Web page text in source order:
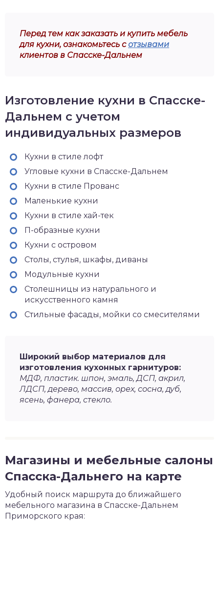
Перед тем как заказать и купить мебель
для кухни, ознакомьтесь сотзывами
клиентов в Спасске-Дальнем
Изготовление кухни в Спасске-
Дальнем с учетом
индивидуальных размеров
Кухни в стиле лофт
Угловые кухни в Спасске-Дальнем
Кухни в стиле Прованс
Маленькие кухни
Кухни в стиле хай-тек
П-образные кухни
Кухни с островом
Столы, стулья, шкафы, диваны
Модульные кухни
Столешницы из натурального и
искусственного камня
Стильные фасады, мойки со смесителями
Широкий выбор материалов для
изготовления кухонных гарнитуров:
МДФ, пластик. шпон, эмаль, ДСП, акрил,
ЛДСП, дерево, массив, орех, сосна, дуб,
ясень, фанера, стекло.
Магазины и мебельные салоны
Спасска-Дальнего на карте
Удобный поиск маршрута до ближайшего
мебельного магазина в Спасске-Дальнем
Приморского края: